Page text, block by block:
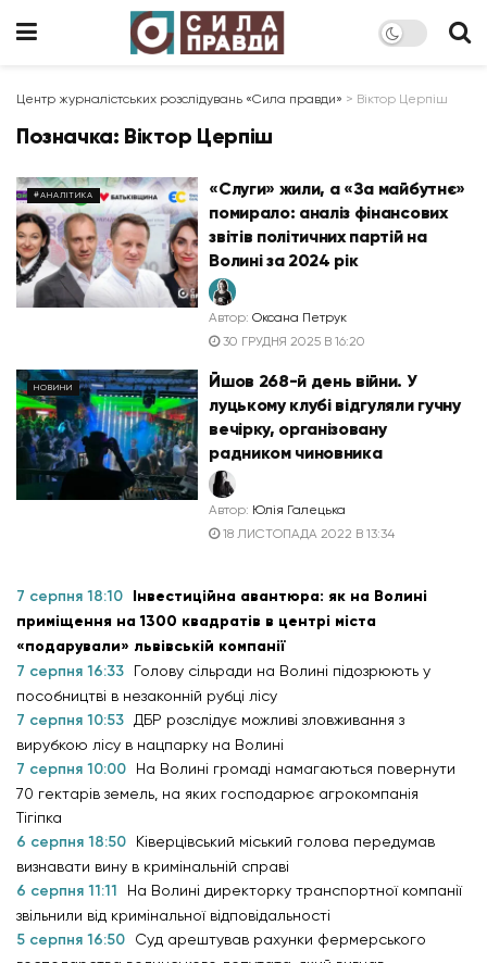
Центр журналістських розслідувань «Сила правди» > Віктор Церпіш
Позначка: Віктор Церпіш
#АНАЛІТИКА
«Слуги» жили, а «За майбутнє»
помирало: аналіз фінансових
звітів політичних партій на
Волині за 2024 рік
Автор: Оксана Петрук
30 ГРУДНЯ 2025 В 16:20
НОВИНИ
Йшов 268-й день війни. У
луцькому клубі відгуляли гучну
вечірку, організовану
радником чиновника
Автор: Юлія Галецька
18 ЛИСТОПАДА 2022 В 13:34
7 серпня 18:10 Інвестиційна авантюра: як на Волині
приміщення на 1300 квадратів в центрі міста
«подарували» львівській компанії
7 серпня 16:33
Голову сільради на Волині підозрюють у
пособництві в незаконній рубці лісу
7 серпня 10:53
ДБР розслідує можливі зловживання з
вирубкою лісу в нацпарку на Волині
7 серпня 10:00
На Волині громаді намагаються повернути
70 гектарів земель, на яких господарює агрокомпанія
Тігіпка
6 серпня 18:50
Ківерцівський міський голова передумав
визнавати вину в кримінальній справі
6 серпня 11:11
На Волині директорку транспортної компанії
звільнили від кримінальної відповідальності
5 серпня 16:50
Суд арештував рахунки фермерського